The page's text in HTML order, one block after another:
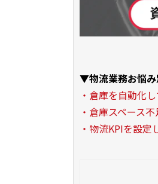
▼物流業務お悩
・倉庫を自動化
・倉庫スペース
・物流KPIを設